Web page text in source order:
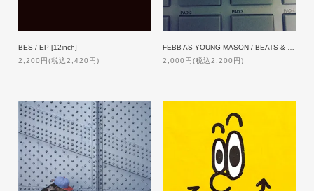
BES / EP [12inch]
2,200円(税込2,420円)
2,000円(税込2,200円)